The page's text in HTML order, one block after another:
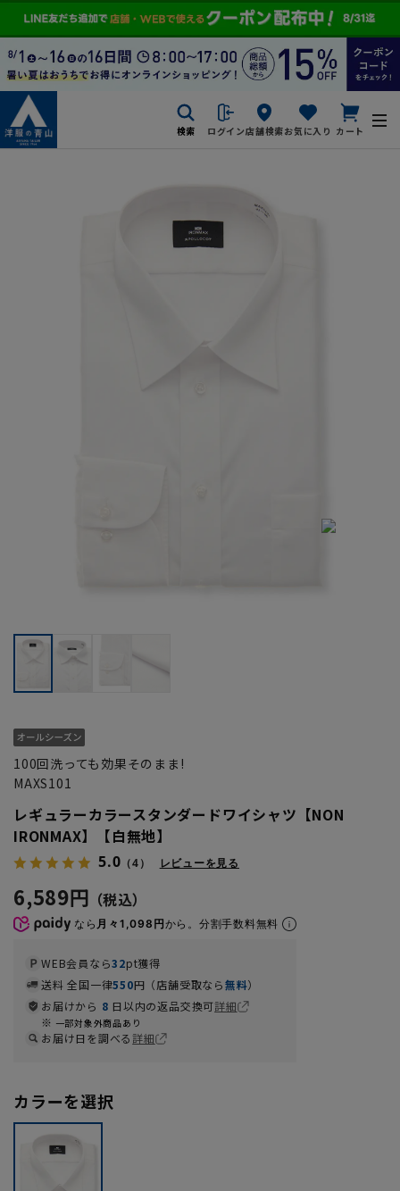
検索 ログイン店舗検索お気に入り カート
100回洗っても効果そのまま!
MAXS101
レギュラーカラースタンダードワイシャツ【NON
IRONMAX】【白無地】
5.0 （4） レビューを見る
6,589円
なら 月々1,098円から。分割手数料無料
WEB会員なら32pt獲得
送料 全国一律550円（店舗受取なら無料）
お届けから 8 日以内の返品交換可詳細
一部対象外商品あり
お届け日を調べる詳細
カラーを選択